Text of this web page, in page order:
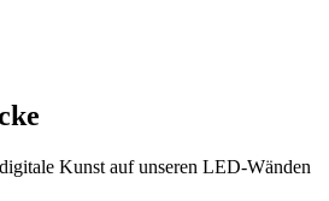
Kunst auf unseren LED-Wänden